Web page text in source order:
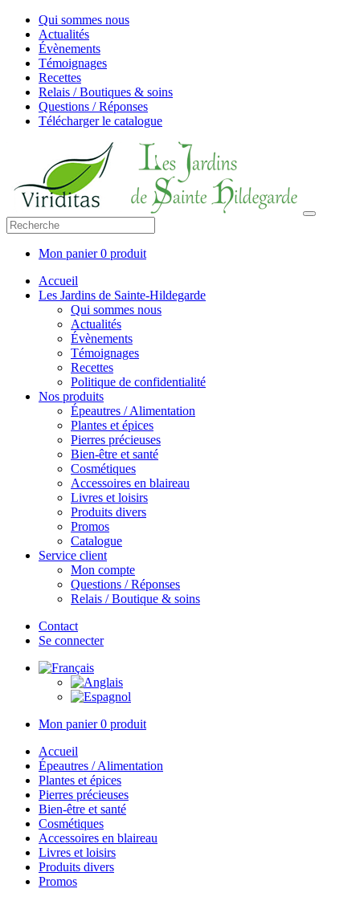
Qui sommes nous
Actualités
Évènements
Témoignages
Recettes
Relais / Boutiques & soins
Questions / Réponses
Télécharger le catalogue
Mon panier0 produit
Accueil
Les Jardins de Sainte-Hildegarde
Qui sommes nous
Actualités
Évènements
Témoignages
Recettes
Politique de confidentialité
Nos produits
Épeautres / Alimentation
Plantes et épices
Pierres précieuses
Bien-être et santé
Cosmétiques
Accessoires en blaireau
Livres et loisirs
Produits divers
Promos
Catalogue
Service client
Mon compte
Questions / Réponses
Relais / Boutique & soins
Contact
Se connecter
Mon panier0 produit
Accueil
Épeautres / Alimentation
Plantes et épices
Pierres précieuses
Bien-être et santé
Cosmétiques
Accessoires en blaireau
Livres et loisirs
Produits divers
Promos